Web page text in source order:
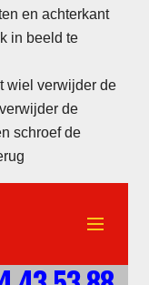
en achterkant
in beeld te
wiel verwijder de
de
schroef de